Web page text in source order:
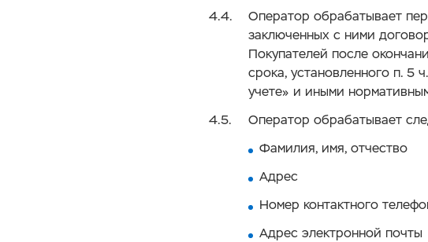
Оператор обрабатывает
заключенных с ними
Покупателей после
срока, установленного п. 5
учете» и иными
Оператор обрабатывает
Фамилия, имя, отчество
Адрес
Номер контактного
Адрес электронной почты